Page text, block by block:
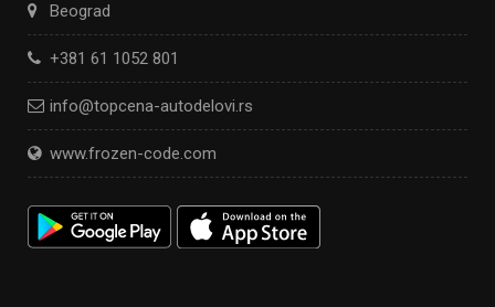
Beograd
+381 61 1052 801
info@topcena-autodelovi.rs
www.frozen-code.com